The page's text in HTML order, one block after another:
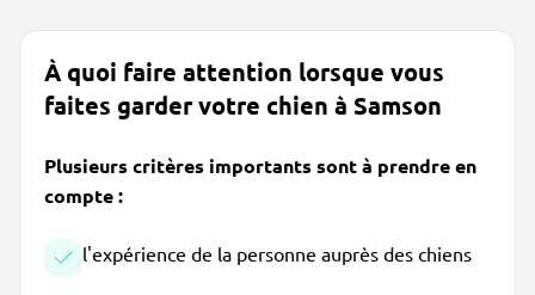
À quoi faire attention lorsque vous
faites garder votre chien à Samson
Plusieurs critères importants sont à prendre en
compte :
l'expérience de la personne auprès des chiens